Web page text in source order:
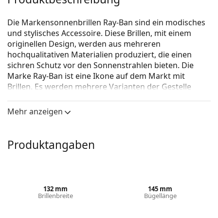
Die Markensonnenbrillen Ray-Ban sind ein modisches
und stylisches Accessoire. Diese Brillen, mit einem
originellen Design, werden aus mehreren
hochqualitativen Materialien produziert, die einen
sichren Schutz vor den Sonnenstrahlen bieten. Die
Marke Ray-Ban ist eine Ikone auf dem Markt mit
Brillen. Es werden mehrere Varianten der Gestelle
Welt bekannt und beliebt sind.
Mit der virtuellen Anprobefunktion von Lentiamo
Brillenfassung
Mehr anzeigen
Produktangaben
132 mm
Brillenbreite
145 mm
Bügellänge